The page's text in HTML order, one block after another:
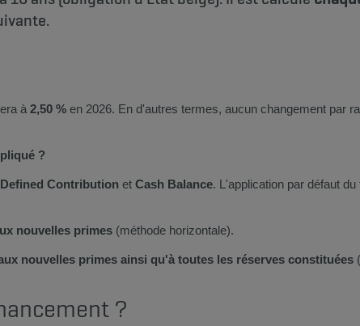
à 2,50 % en 2026. En d'autres termes, aucun changement par
?
Defined Contribution et Cash Balance. L'application par défaut
nouvelles primes (méthode horizontale).
nouvelles primes ainsi qu'à toutes les réserves constituées
?